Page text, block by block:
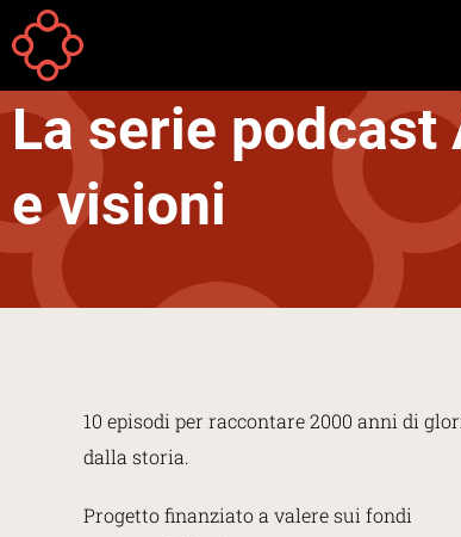
Aller au contenu principal
Your
are
here
Accueil
La serie podcast
e visioni
10 episodi per raccontare 2000 anni di
dalla storia.
Progetto finanziato a valere sui fondi